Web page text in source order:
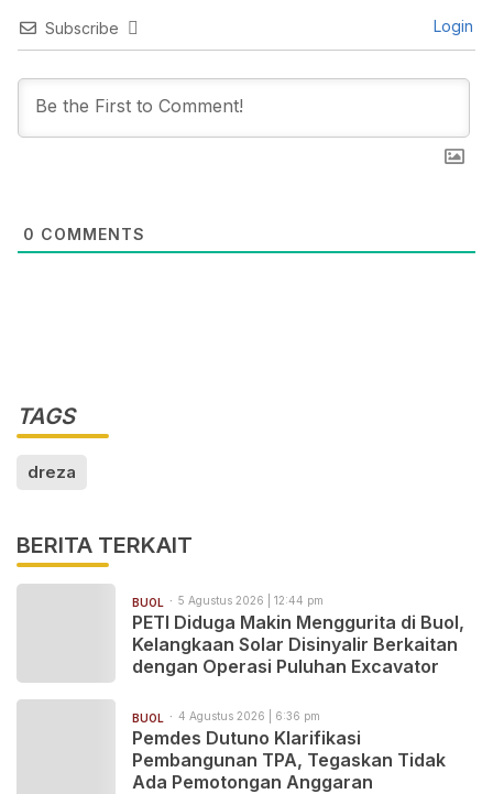
Subscribe Login
0 COMMENTS
TAGS
dreza
BERITA TERKAIT
BUOL 5 Agustus 2026 | 12:44 pm
PETI Diduga Makin Menggurita di Buol,
Kelangkaan Solar Disinyalir Berkaitan
dengan Operasi Puluhan Excavator
BUOL 4 Agustus 2026 | 6:36 pm
Pemdes Dutuno Klarifikasi
Pembangunan TPA, Tegaskan Tidak
Ada Pemotongan Anggaran